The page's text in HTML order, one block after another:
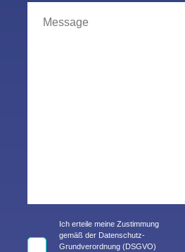
Ich erteile meine Zustimmung
gemäß der Datenschutz-
Grundverordnung (DSGVO)